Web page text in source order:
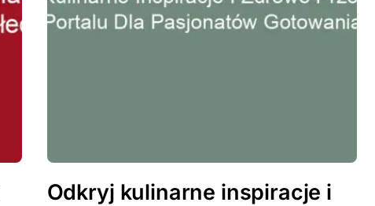
Odkryj kulinarne inspiracje i